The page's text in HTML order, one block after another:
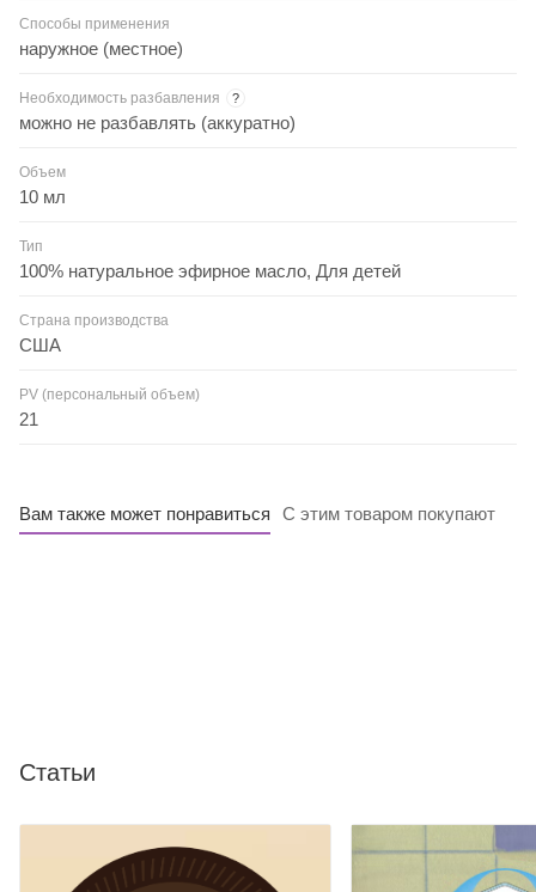
Способы применения
наружное (местное)
Необходимость разбавления ?
можно не разбавлять (аккуратно)
Объем
10 мл
Тип
100% натуральное эфирное масло, Для детей
Страна производства
США
PV (персональный объем)
21
Вам также может понравиться С этим товаром покупают
Статьи